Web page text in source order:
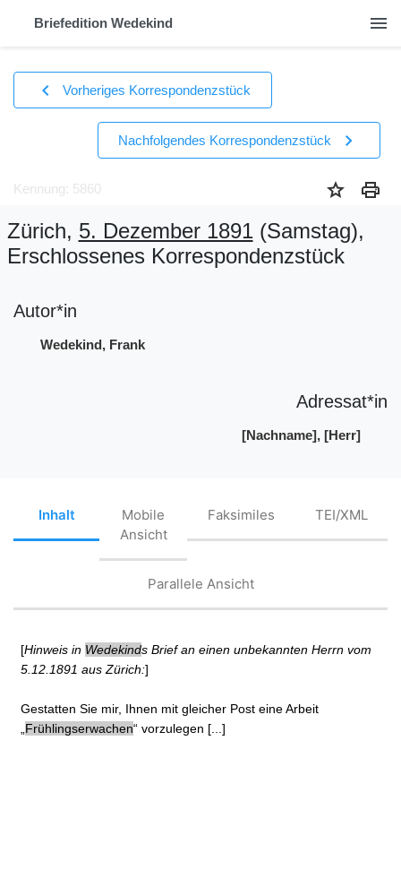
Briefedition Wedekind menu
chevron_left Vorheriges Korrespondenzstück
Nachfolgendes Korrespondenzstück chevron_right
Kennung: 5860 star print
Zürich, 5. Dezember 1891(Samstag),
Erschlossenes Korrespondenzstück
Autor*in
Wedekind, Frank
Adressat*in
[Nachname], [Herr]
Inhalt
Mobile
Ansicht
Faksimiles TEI/XML
Parallele Ansicht
[Hinweis in Wedekinds Brief an einen unbekannten Herrn vom
5.12.1891 aus Zürich:]
Gestatten Sie mir, Ihnen mit gleicher Post eine Arbeit
Frühlingserwachen“ vorzulegen [...]